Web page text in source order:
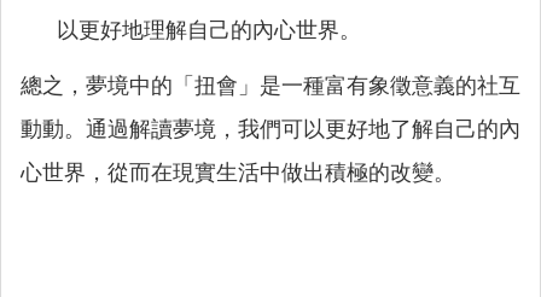
以更好地理解自己的內心世界。
總之，夢境中的「扭會」是一種富有象徵意義的社互
動動。通過解讀夢境，我們可以更好地了解自己的內
心世界，從而在現實生活中做出積極的改變。